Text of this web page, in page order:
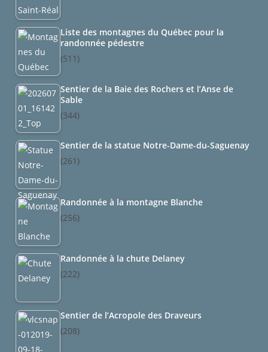
Liste des montagnes du Québec pour la
randonnée pédestre
(511)
Sentier de la Baie des Rochers et l’Anse de
Sable
(344)
Sentier de la statue Notre-Dame-du-Saguenay
(261)
Randonnée à la montagne Blanche
(256)
Randonnée à la chute Delaney
(222)
Sentier de l’Acropole des Draveurs
(208)